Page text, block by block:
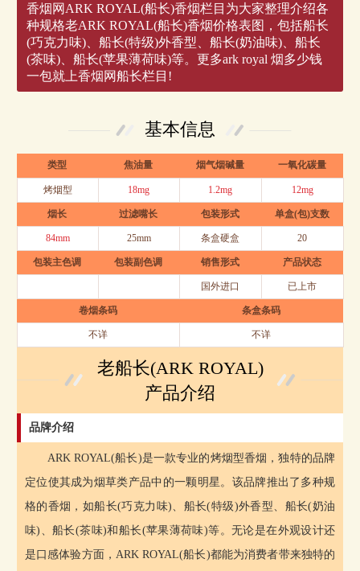
香烟网ARK ROYAL(船长)香烟栏目为大家整理介绍各
种规格老ARK ROYAL(船长)香烟价格表图，包括船长
(巧克力味)、船长(特级)外香型、船长(奶油味)、船长
(茶味)、船长(苹果薄荷味)等。更多ark royal 烟多少钱
一包就上香烟网船长栏目!
基本信息
类型 焦油量 烟气烟碱量 一氧化碳量
烤烟型 18mg 1.2mg 12mg
烟长 过滤嘴长 包装形式 单盒(包)支数
84mm 25mm 条盒硬盒 20
包装主色调 包装副色调 销售形式 产品状态
国外进口 已上市
卷烟条码 条盒条码
不详 不详
老船长(ARK ROYAL)
产品介绍
品牌介绍
ARK ROYAL(船长)是一款专业的烤烟型香烟，独特的品牌
定位使其成为烟草类产品中的一颗明星。该品牌推出了多种规
格的香烟，如船长(巧克力味)、船长(特级)外香型、船长(奶油
味)、船长(茶味)和船长(苹果薄荷味)等。无论是在外观设计还
是口感体验方面，ARK ROYAL(船长)都能为消费者带来独特的